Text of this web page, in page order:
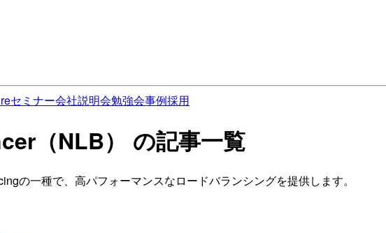
セミナー会社説明会勉強会事例採用
（NLB） の記事一覧
の一種で、高パフォーマンスなロードバランシングを提供します。